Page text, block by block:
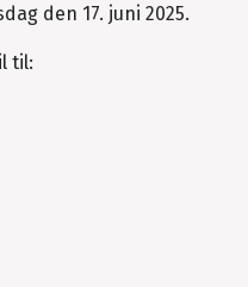
den 17. juni 2025.
til: